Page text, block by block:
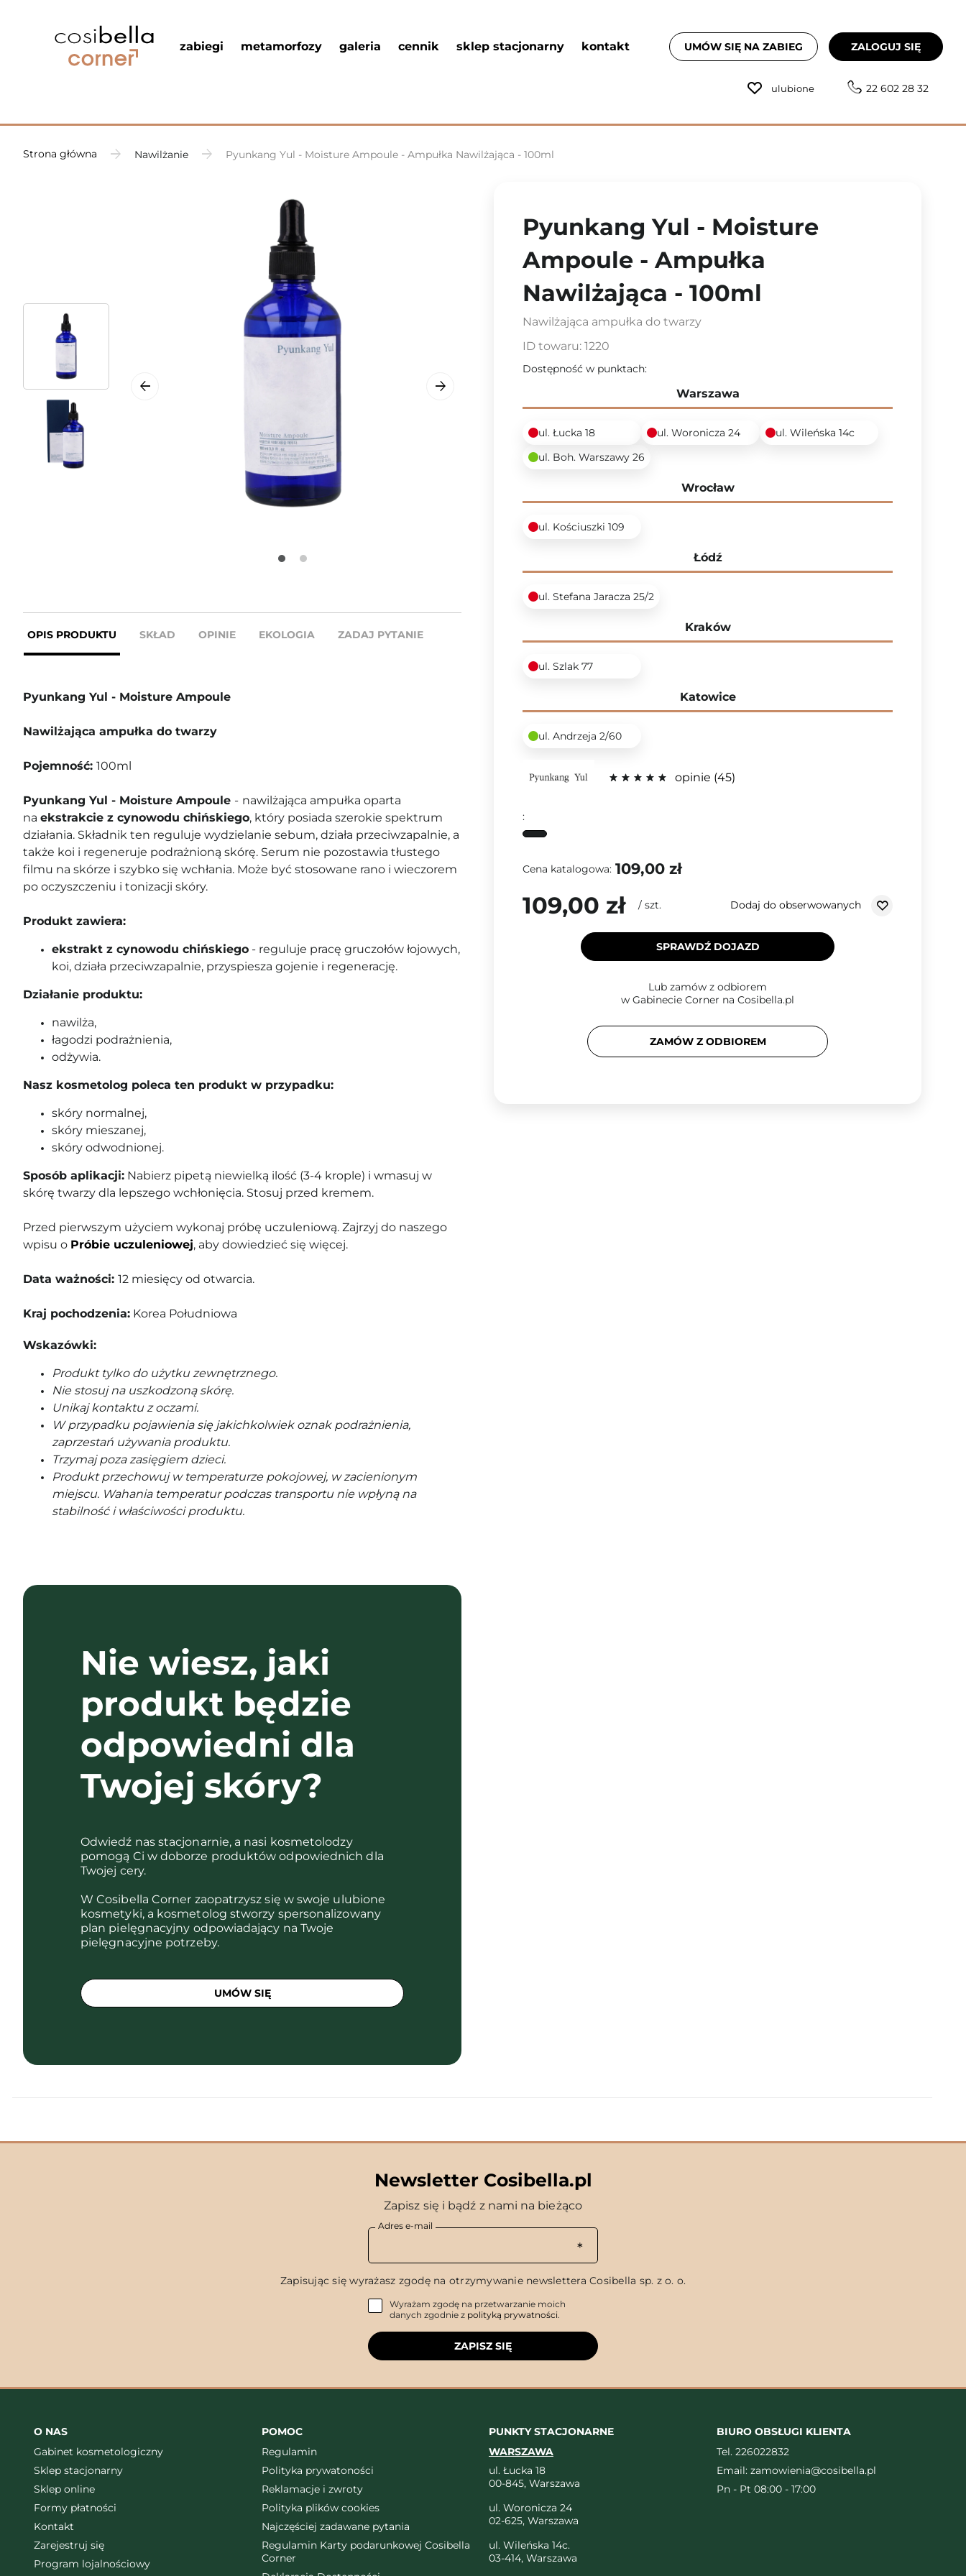
zabiegi metamorfozy galeria cennik sklep stacjonarny kontakt UMÓW SIĘ NA ZABIEG ZALOGUJ SIĘ
ulubione 22 602 28 32
Strona główna Nawilżanie Pyunkang Yul - Moisture Ampoule - Ampułka Nawilżająca - 100ml
OPIS PRODUKTU SKŁAD OPINIE EKOLOGIA ZADAJ PYTANIE
Pyunkang Yul - Moisture Ampoule
Nawilżająca ampułka do twarzy
Pojemność: 100ml
Pyunkang Yul - Moisture Ampoule - nawilżająca ampułka oparta
na ekstrakcie z cynowodu chińskiego, który posiada szerokie spektrum
działania. Składnik ten reguluje wydzielanie sebum, działa przeciwzapalnie, a
także koi i regeneruje podrażnioną skórę. Serum nie pozostawia tłustego
filmu na skórze i szybko się wchłania. Może być stosowane rano i wieczorem
po oczyszczeniu i tonizacji skóry.
Produkt zawiera:
ekstrakt z cynowodu chińskiego - reguluje pracę gruczołów łojowych,
koi, działa przeciwzapalnie, przyspiesza gojenie i regenerację.
Działanie produktu:
nawilża,
łagodzi podrażnienia,
odżywia.
Nasz kosmetolog poleca ten produkt w przypadku:
skóry normalnej,
skóry mieszanej,
skóry odwodnionej.
Sposób aplikacji: Nabierz pipetą niewielką ilość (3-4 krople) i wmasuj w
skórę twarzy dla lepszego wchłonięcia. Stosuj przed kremem.
Przed pierwszym użyciem wykonaj próbę uczuleniową. Zajrzyj do naszego
wpisu o Próbie uczuleniowej, aby dowiedzieć się więcej.
Data ważności: 12 miesięcy od otwarcia.
Kraj pochodzenia: Korea Południowa
Wskazówki:
Produkt tylko do użytku zewnętrznego.
Nie stosuj na uszkodzoną skórę.
Unikaj kontaktu z oczami.
W przypadku pojawienia się jakichkolwiek oznak podrażnienia,
zaprzestań używania produktu.
Trzymaj poza zasięgiem dzieci.
Produkt przechowuj w temperaturze pokojowej, w zacienionym
miejscu. Wahania temperatur podczas transportu nie wpłyną na
stabilność i właściwości produktu.
Nie wiesz, jaki
produkt będzie
odpowiedni dla
Twojej skóry?
Odwiedź nas stacjonarnie, a nasi kosmetolodzy
pomogą Ci w doborze produktów odpowiednich dla
Twojej cery.
W Cosibella Corner zaopatrzysz się w swoje ulubione
kosmetyki, a kosmetolog stworzy spersonalizowany
plan pielęgnacyjny odpowiadający na Twoje
pielęgnacyjne potrzeby.
UMÓW SIĘ
Pyunkang Yul - Moisture
Ampoule - Ampułka
Nawilżająca - 100ml
Nawilżająca ampułka do twarzy
ID towaru: 1220
Dostępność w punktach:
Warszawa
ul. Łucka 18 ul. Woronicza 24
ul. Wileńska 14c
ul. Boh. Warszawy 26
Wrocław
ul. Kościuszki 109
Łódź
ul. Stefana Jaracza 25/2
Kraków
ul. Szlak 77
Katowice
ul. Andrzeja 2/60
opinie 45
:
Cena katalogowa: 109,00 zł
109,00 zł / szt. Dodaj do obserwowanych
SPRAWDŹ DOJAZD
Lub zamów z odbiorem
w Gabinecie Corner na Cosibella.pl
ZAMÓW Z ODBIOREM
Newsletter Cosibella.pl
Zapisz się i bądź z nami na bieżąco
Adres e-mail
Zapisując się wyrażasz zgodę na otrzymywanie newslettera Cosibella sp. z o. o.
Wyrażam zgodę na przetwarzanie moich
danych zgodnie z polityką prywatności.
ZAPISZ SIĘ
O NAS
Gabinet kosmetologiczny
Sklep stacjonarny
Sklep online
Formy płatności
Kontakt
Zarejestruj się
Program lojalnościowy
POMOC
Regulamin
Polityka prywatoności
Reklamacje i zwroty
Polityka plików cookies
Najczęściej zadawane pytania
Regulamin Karty podarunkowej Cosibella
Corner
PUNKTY STACJONARNE
WARSZAWA
ul. Łucka 18
00-845, Warszawa
ul. Woronicza 24
02-625, Warszawa
ul. Wileńska 14c.
03-414, Warszawa
BIURO OBSŁUGI KLIENTA
Tel. 226022832
Email: zamowienia@cosibella.pl
Pn - Pt 08:00 - 17:00